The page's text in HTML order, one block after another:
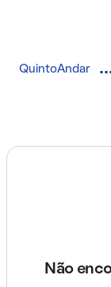
QuintoAndar
Não